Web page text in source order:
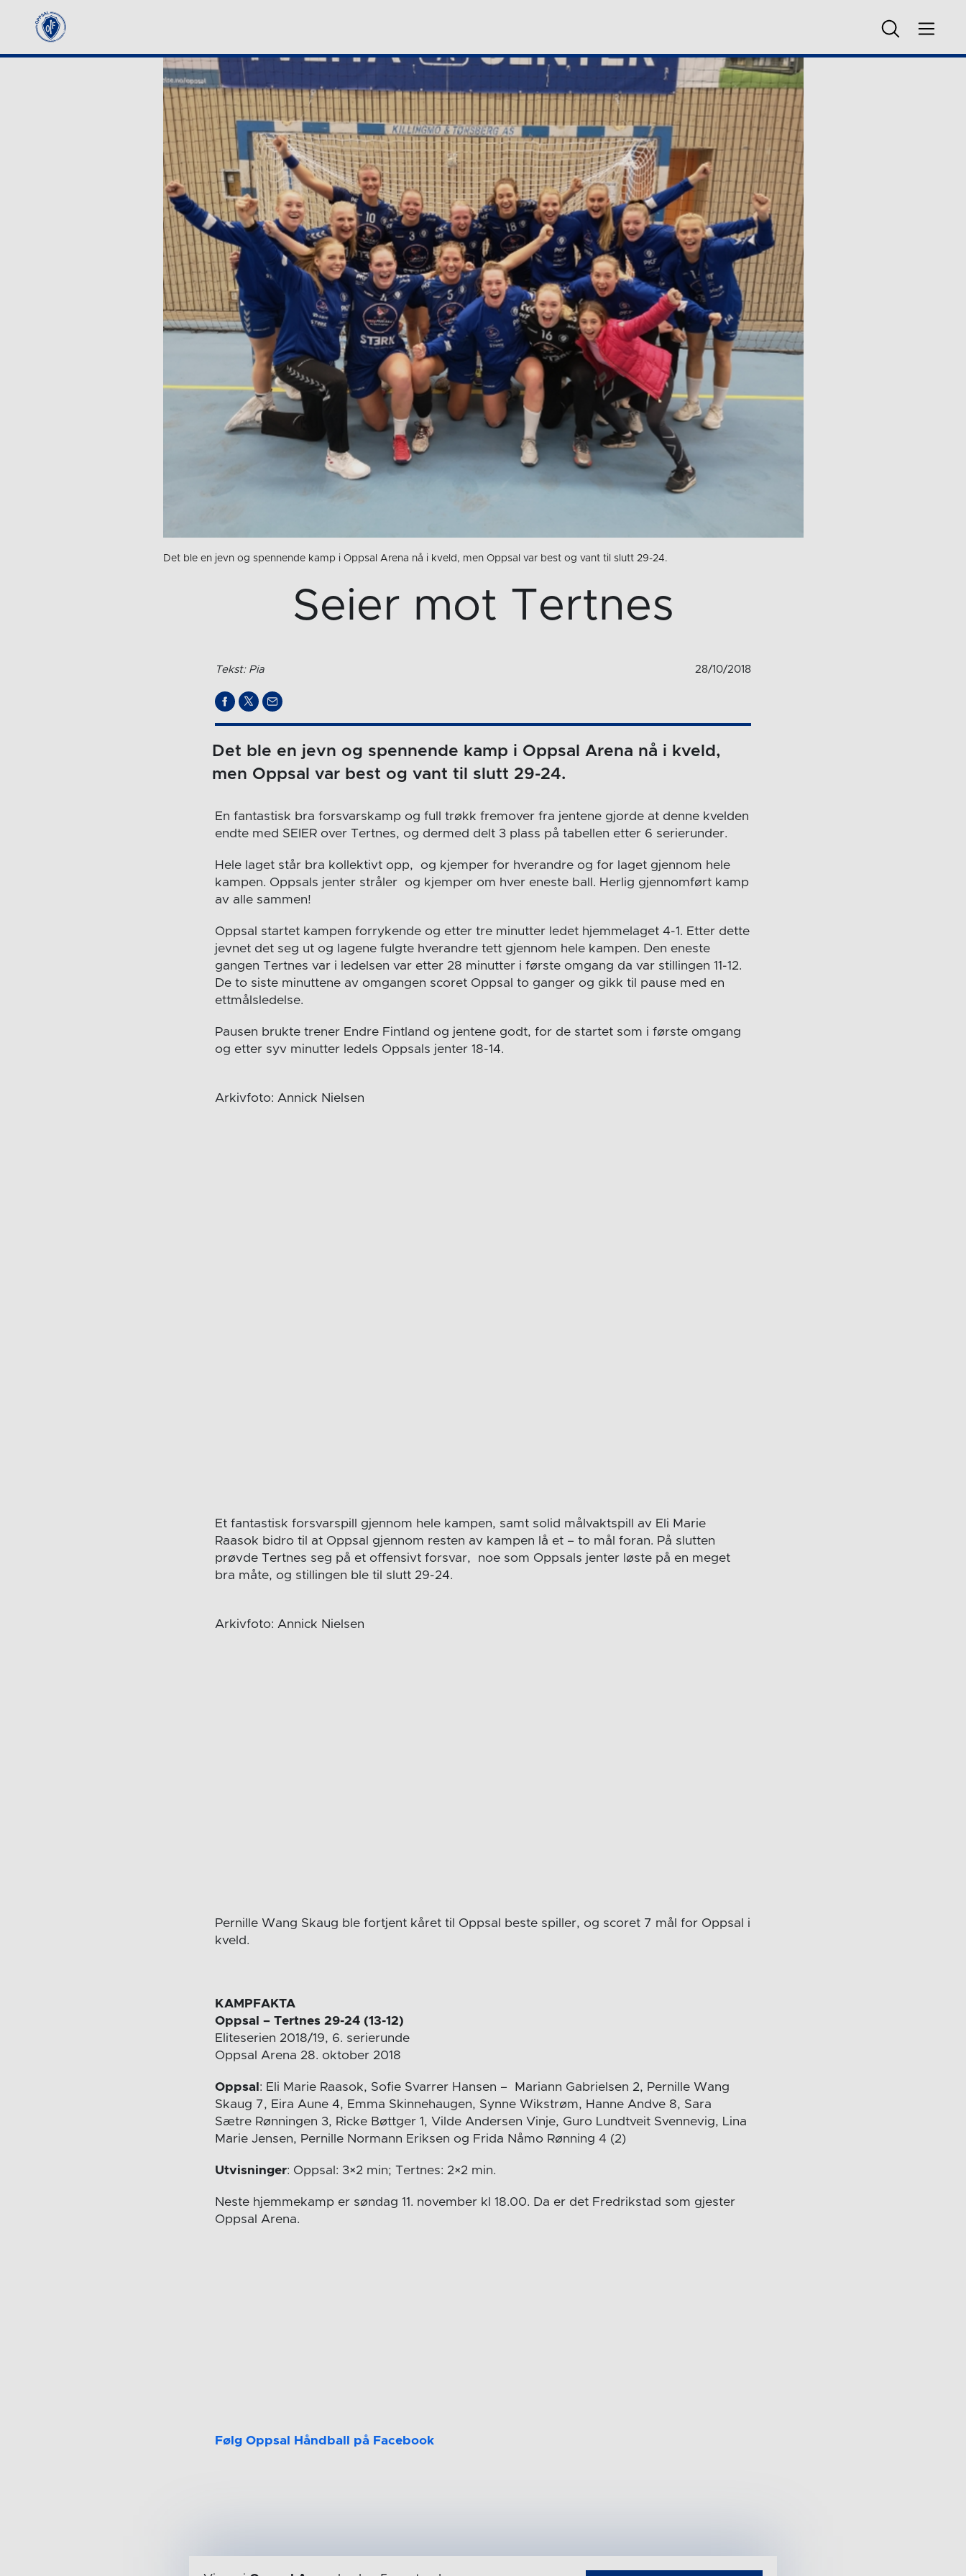
Det ble en jevn og spennende kamp i Oppsal Arena nå i kveld, men Oppsal var best og vant til slutt 29-24.
Seier mot Tertnes
Tekst: Pia 28/10/2018
Det ble en jevn og spennende kamp i Oppsal Arena nå i kveld,
men Oppsal var best og vant til slutt 29-24.
En fantastisk bra forsvarskamp og full trøkk fremover fra jentene gjorde at denne kvelden
endte med SEIER over Tertnes, og dermed delt 3 plass på tabellen etter 6 serierunder.
Hele laget står bra kollektivt opp, og kjemper for hverandre og for laget gjennom hele
kampen. Oppsals jenter stråler og kjemper om hver eneste ball. Herlig gjennomført kamp
av alle sammen!
Oppsal startet kampen forrykende og etter tre minutter ledet hjemmelaget 4-1. Etter dette
jevnet det seg ut og lagene fulgte hverandre tett gjennom hele kampen. Den eneste
gangen Tertnes var i ledelsen var etter 28 minutter i første omgang da var stillingen 11-12.
De to siste minuttene av omgangen scoret Oppsal to ganger og gikk til pause med en
ettmålsledelse.
Pausen brukte trener Endre Fintland og jentene godt, for de startet som i første omgang
og etter syv minutter ledels Oppsals jenter 18-14.
Arkivfoto: Annick Nielsen
Et fantastisk forsvarspill gjennom hele kampen, samt solid målvaktspill av Eli Marie
Raasok bidro til at Oppsal gjennom resten av kampen lå et – to mål foran. På slutten
prøvde Tertnes seg på et offensivt forsvar, noe som Oppsals jenter løste på en meget
bra måte, og stillingen ble til slutt 29-24.
Arkivfoto: Annick Nielsen
Pernille Wang Skaug ble fortjent kåret til Oppsal beste spiller, og scoret 7 mål for Oppsal i
kveld.
KAMPFAKTA
Oppsal – Tertnes 29-24 (13-12)
Eliteserien 2018/19, 6. serierunde
Oppsal Arena 28. oktober 2018
Oppsal : Eli Marie Raasok, Sofie Svarrer Hansen – Mariann Gabrielsen 2, Pernille Wang
Skaug 7, Eira Aune 4, Emma Skinnehaugen, Synne Wikstrøm, Hanne Andve 8, Sara
Sætre Rønningen 3, Ricke Bøttger 1, Vilde Andersen Vinje, Guro Lundtveit Svennevig, Lina
Marie Jensen, Pernille Normann Eriksen og Frida Nåmo Rønning 4 (2)
Utvisninger: Oppsal: 3×2 min; Tertnes: 2×2 min.
Neste hjemmekamp er søndag 11. november kl 18.00. Da er det Fredrikstad som gjester
Oppsal Arena.
Følg Oppsal Håndball på Facebook